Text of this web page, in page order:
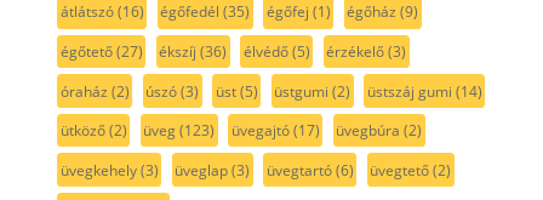
átlátszó(16) égőfedél (35) égőfej (1) égőház (9)
égőtető(27) ékszíj (36) élvédő(5) érzékelő(3)
óraház (2) úszó(3) üst(5) üstgumi (2) üstszáj gumi (14)
ütköző(2) üveg(123) üvegajtó(17) üvegbúra (2)
üvegkehely(3) üveglap(3) üvegtartó(6) üvegtető(2)